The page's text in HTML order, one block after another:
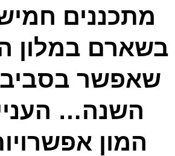
מתכננים
בשארם במלון
שאפשר
השנה…
המון